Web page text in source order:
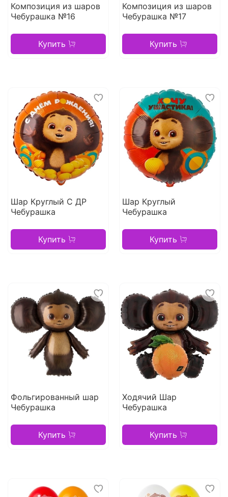
Композиция из шаров
Чебурашка №16
Купить
Композиция из шаров
Чебурашка №17
Купить
Шар Круглый С ДР
Чебурашка
Купить
Шар Круглый
Чебурашка
Купить
Фольгированный шар
Чебурашка
Купить
Ходячий Шар
Чебурашка
Купить